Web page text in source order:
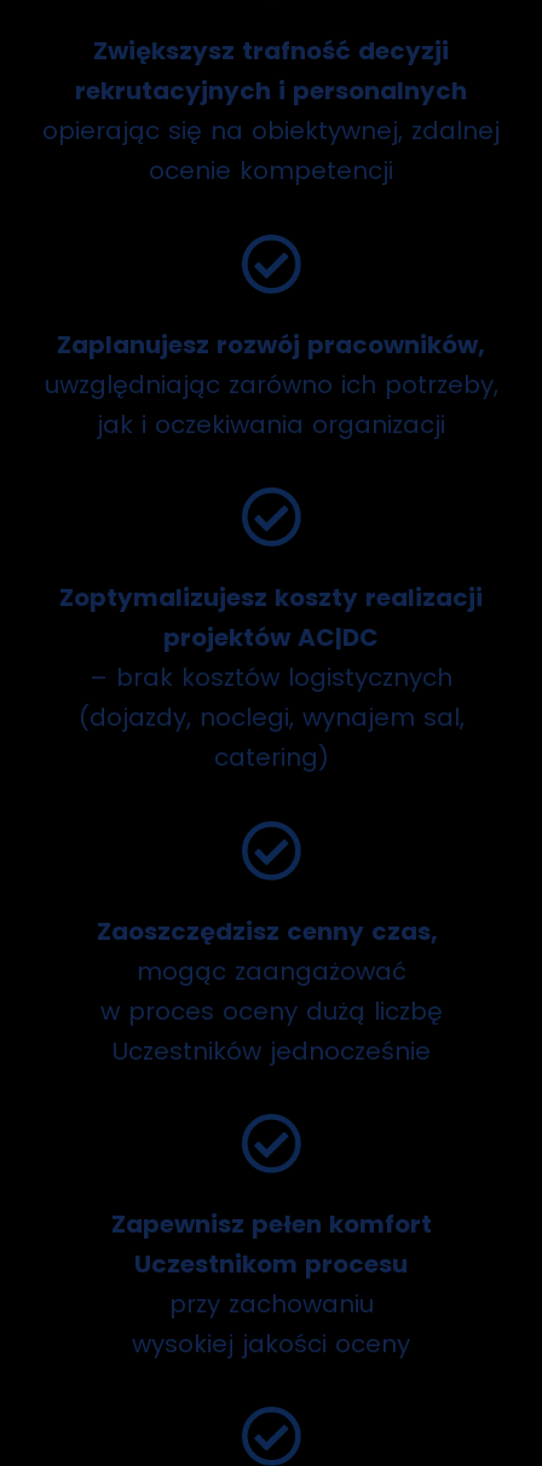
Zwiększysz trafność decyzji
rekrutacyjnych i personalnych
opierając się na obiektywnej, zdalnej
ocenie kompetencji
Zaplanujesz rozwój pracowników,
uwzględniając zarówno ich potrzeby,
jak i oczekiwania organizacji
Zoptymalizujesz koszty realizacji
projektów AC|DC
– brak kosztów logistycznych
(dojazdy, noclegi, wynajem sal,
catering)
Zaoszczędzisz cenny czas,
mogąc zaangażować
w proces oceny dużą liczbę
Uczestników jednocześnie
Zapewnisz pełen komfort
Uczestnikom procesu
przy zachowaniu
wysokiej jakości oceny